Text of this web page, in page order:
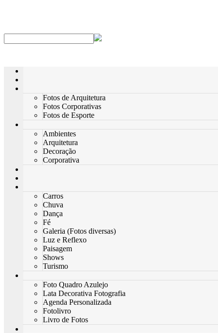
Fotos de Arquitetura
Fotos Corporativas
Fotos de Esporte
Ambientes
Arquitetura
Decoração
Corporativa
Carros
Chuva
Dança
Fé
Galeria (Fotos diversas)
Luz e Reflexo
Paisagem
Shows
Turismo
Foto Quadro Azulejo
Lata Decorativa Fotografia
Agenda Personalizada
Fotolivro
Livro de Fotos